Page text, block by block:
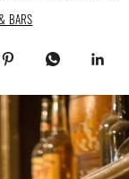
BARS